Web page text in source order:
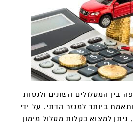
בין המסלולים השונים ולנסות
ביותר למגזר הדתי. על ידי
ניתן למצוא בקלות מסלול מימון